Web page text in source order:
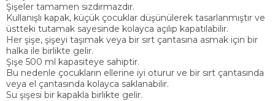
Şişeler tamamen sızdırmazdır.
Kullanışlı kapak, küçük çocuklar düşünülerek tasarlanmıştır ve
üstteki tutamak sayesinde kolayca açılıp kapatılabilir.
Her şişe, şişeyi taşımak veya bir sırt çantasına asmak için bir
halka ile birlikte gelir.
Şişe 500 ml kapasiteye sahiptir.
Bu nedenle çocukların ellerine iyi oturur ve bir sırt çantasında
veya el çantasında kolayca saklanabilir.
Su şişesi bir kapakla birlikte gelir.